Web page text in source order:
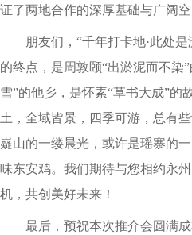
证了两地合作的深厚基础与广阔空
朋友们，“千年打卡地·此处
的终点，是周敦颐“出淤泥而不染
雪”的他乡，是怀素“草书大成”的
土，全域皆景，四季可游，总有
嶷山的一缕晨光，或许是瑶寨的
味东安鸡。我们期待与您相约永
机，共创美好未来！
最后，预祝本次推介会圆满